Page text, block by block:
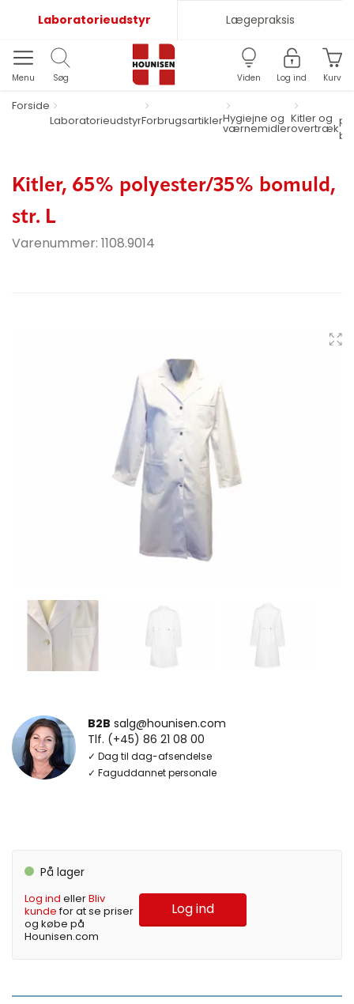
Laboratorieudstyr Lægepraksis
Menu Søg Viden Log ind Kurv
Forside
LaboratorieudstyrForbrugsartiklerHygiejne og
værnemidler
Kitler og
overtræk
Kitler, 65% polyester/35% bomuld,
str. L
Varenummer: 1108.9014
B2B salg@hounisen.com
Tlf. (+45) 86 21 08 00
✓ Dag til dag-afsendelse
✓ Faguddannet personale
På lager
Log ind ellerBliv
kundefor at se priser
og købe på
Hounisen.com
Log ind